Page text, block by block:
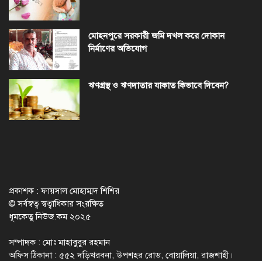
মোহনপুরে সরকারী জমি দখল করে দোকান
নির্মাণের অভিযোগ
ঋণগ্রস্থ ও ঋণদাতার যাকাত কিভাবে দিবেন?
প্রকাশক : ফায়সাল মোহাম্মদ শিশির
© সর্বস্বত্ব স্বত্বাধিকার সংরক্ষিত
ধূমকেতু নিউজ.কম ২০২৫
সম্পাদক : মোঃ মাহাবুবুর রহমান
অফিস ঠিকানা : ৫৫২ দড়িখরবনা, উপশহর রোড, বোয়ালিয়া, রাজশাহী।